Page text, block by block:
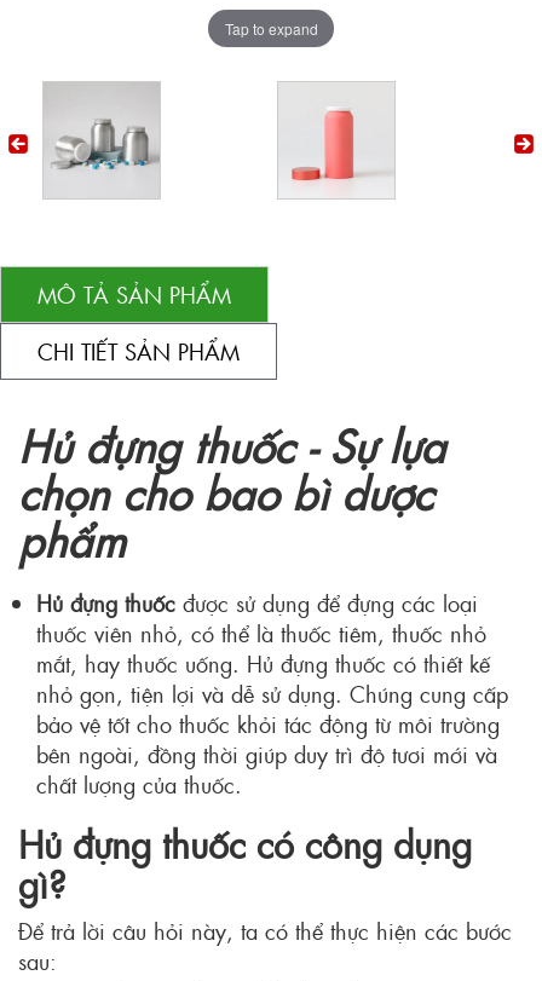
Tap to expand
MÔ TẢ SẢN PHẨM
CHI TIẾT SẢN PHẨM
Hủ đựng thuốc -Sự lựa
chọn cho bao bì dược
phẩm
Hủ đựng thuốc được sử dụng để đựng các loại
thuốc viên nhỏ, có thể là thuốc tiêm, thuốc nhỏ
mắt, hay thuốc uống. Hủ đựng thuốc có thiết kế
nhỏ gọn, tiện lợi và dễ sử dụng. Chúng cung cấp
bảo vệ tốt cho thuốc khỏi tác động từ môi trường
bên ngoài, đồng thời giúp duy trì độ tươi mới và
chất lượng của thuốc.
Hủ đựng thuốc có công dụng
gì?
Để trả lời câu hỏi này, ta có thể thực hiện các bước
sau: